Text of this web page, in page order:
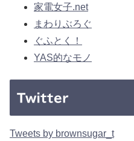
家電女子.net
まわりぶろぐ
ぐふとく！
YAS的なモノ
Twitter
Tweets by brownsugar_t